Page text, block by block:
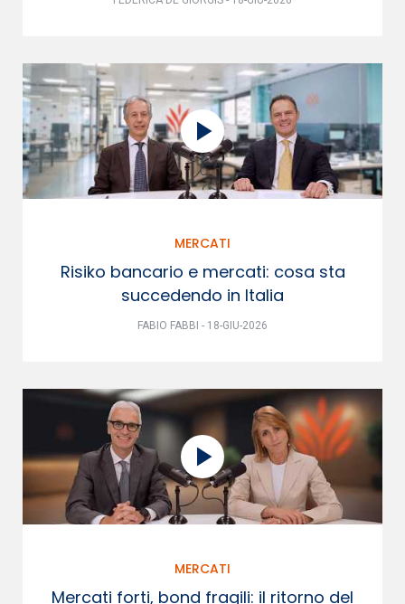
MERCATI
Risiko bancario e mercati: cosa sta
succedendo in Italia
FABIO FABBI - 18-GIU-2026
MERCATI
Mercati forti, bond fragili: il ritorno del